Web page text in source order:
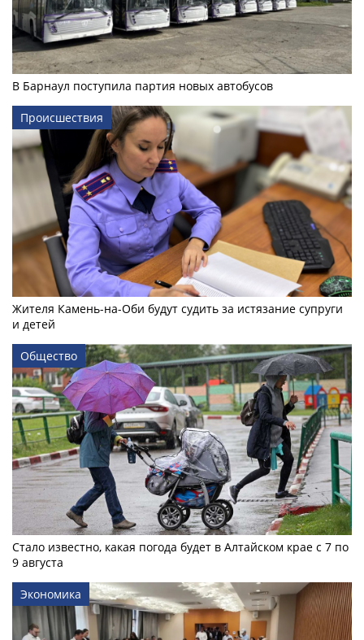
В Барнаул поступила партия новых автобусов
Происшествия
Жителя Камень-на-Оби будут судить за истязание супруги
и детей
Общество
Стало известно, какая погода будет в Алтайском крае с 7 по
9 августа
Экономика